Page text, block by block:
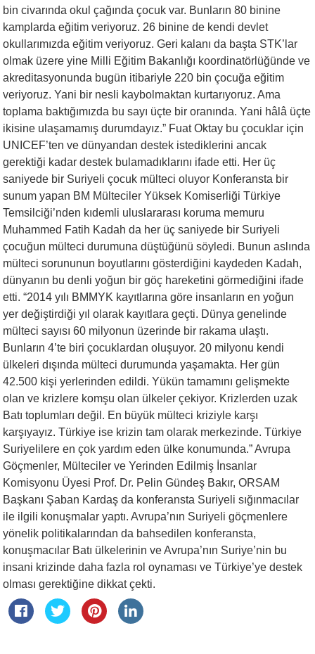
bin civarında okul çağında çocuk var. Bunların 80 binine
kamplarda eğitim veriyoruz. 26 binine de kendi devlet
okullarımızda eğitim veriyoruz. Geri kalanı da başta STK’lar
olmak üzere yine Milli Eğitim Bakanlığı koordinatörlüğünde ve
akreditasyonunda bugün itibariyle 220 bin çocuğa eğitim
veriyoruz. Yani bir nesli kaybolmaktan kurtarıyoruz. Ama
toplama baktığımızda bu sayı üçte bir oranında. Yani hâlâ üçte
ikisine ulaşamamış durumdayız.” Fuat Oktay bu çocuklar için
UNICEF’ten ve dünyandan destek istediklerini ancak
gerektiği kadar destek bulamadıklarını ifade etti. Her üç
saniyede bir Suriyeli çocuk mülteci oluyor Konferansta bir
sunum yapan BM Mülteciler Yüksek Komiserliği Türkiye
Temsilciği’nden kıdemli uluslararası koruma memuru
Muhammed Fatih Kadah da her üç saniyede bir Suriyeli
çocuğun mülteci durumuna düştüğünü söyledi. Bunun aslında
mülteci sorununun boyutlarını gösterdiğini kaydeden Kadah,
dünyanın bu denli yoğun bir göç hareketini görmediğini ifade
etti. “2014 yılı BMMYK kayıtlarına göre insanların en yoğun
yer değiştirdiği yıl olarak kayıtlara geçti. Dünya genelinde
mülteci sayısı 60 milyonun üzerinde bir rakama ulaştı.
Bunların 4’te biri çocuklardan oluşuyor. 20 milyonu kendi
ülkeleri dışında mülteci durumunda yaşamakta. Her gün
42.500 kişi yerlerinden edildi. Yükün tamamını gelişmekte
olan ve krizlere komşu olan ülkeler çekiyor. Krizlerden uzak
Batı toplumları değil. En büyük mülteci kriziyle karşı
karşıyayız. Türkiye ise krizin tam olarak merkezinde. Türkiye
Suriyelilere en çok yardım eden ülke konumunda.” Avrupa
Göçmenler, Mülteciler ve Yerinden Edilmiş İnsanlar
Komisyonu Üyesi Prof. Dr. Pelin Gündeş Bakır, ORSAM
Başkanı Şaban Kardaş da konferansta Suriyeli sığınmacılar
ile ilgili konuşmalar yaptı. Avrupa’nın Suriyeli göçmenlere
yönelik politikalarından da bahsedilen konferansta,
konuşmacılar Batı ülkelerinin ve Avrupa’nın Suriye’nin bu
insani krizinde daha fazla rol oynaması ve Türkiye’ye destek
olması gerektiğine dikkat çekti.